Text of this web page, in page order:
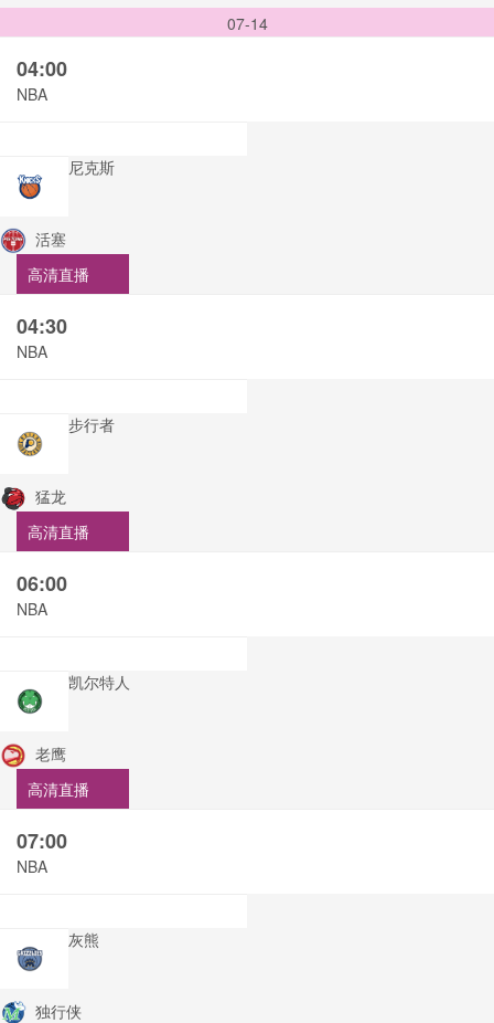
07-14
04:00
NBA
尼克斯
活塞
高清直播
04:30
NBA
步行者
猛龙
高清直播
06:00
NBA
凯尔特人
老鹰
高清直播
07:00
NBA
灰熊
独行侠